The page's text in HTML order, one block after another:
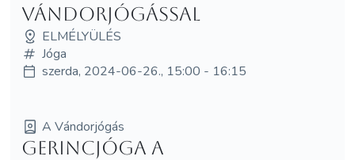
Vándorjógással
ELMÉLYÜLÉS
Jóga
szerda, 2024-06-26., 15:00 - 16:15
A Vándorjógás
Gerincjóga a